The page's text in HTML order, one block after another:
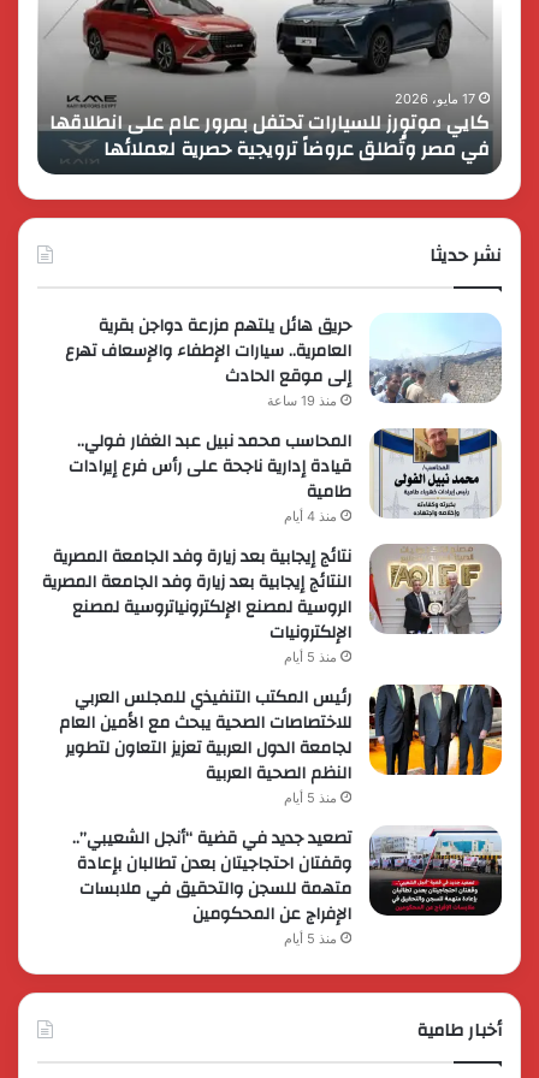
بمرور
انطلاقها
في
مصر
وتُطلق
عروضاً
ترويجية
حصرية
17 مايو، 2026
كايي موتورز للسيارات تحتفل بمرور عام على انطلاقها
في مصر وتُطلق عروضاً ترويجية حصرية لعملائها
جديدة
نشر حديثا
حريق هائل يلتهم مزرعة دواجن بقرية
العامرية.. سيارات الإطفاء والإسعاف تهرع
إلى موقع الحادث
منذ 19 ساعة
المحاسب محمد نبيل عبد الغفار فولي..
قيادة إدارية ناجحة على رأس فرع إيرادات
طامية
منذ 4 أيام
نتائج إيجابية بعد زيارة وفد الجامعة المصرية
النتائج إيجابية بعد زيارة وفد الجامعة المصرية
الروسية لمصنع الإلكترونياتروسية لمصنع
الإلكترونيات
منذ 5 أيام
رئيس المكتب التنفيذي للمجلس العربي
للاختصاصات الصحية يبحث مع الأمين العام
لجامعة الدول العربية تعزيز التعاون لتطوير
النظم الصحية العربية
منذ 5 أيام
تصعيد جديد في قضية “أنجل الشعيبي”..
وقفتان احتجاجيتان بعدن تطالبان بإعادة
متهمة للسجن والتحقيق في ملابسات
الإفراج عن المحكومين
منذ 5 أيام
أخبار طامية